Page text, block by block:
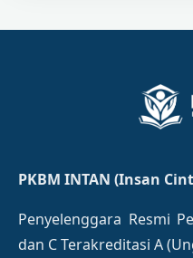
PKBM INTAN (Insan
Penyelenggara Resmi
dan C Terakreditasi A